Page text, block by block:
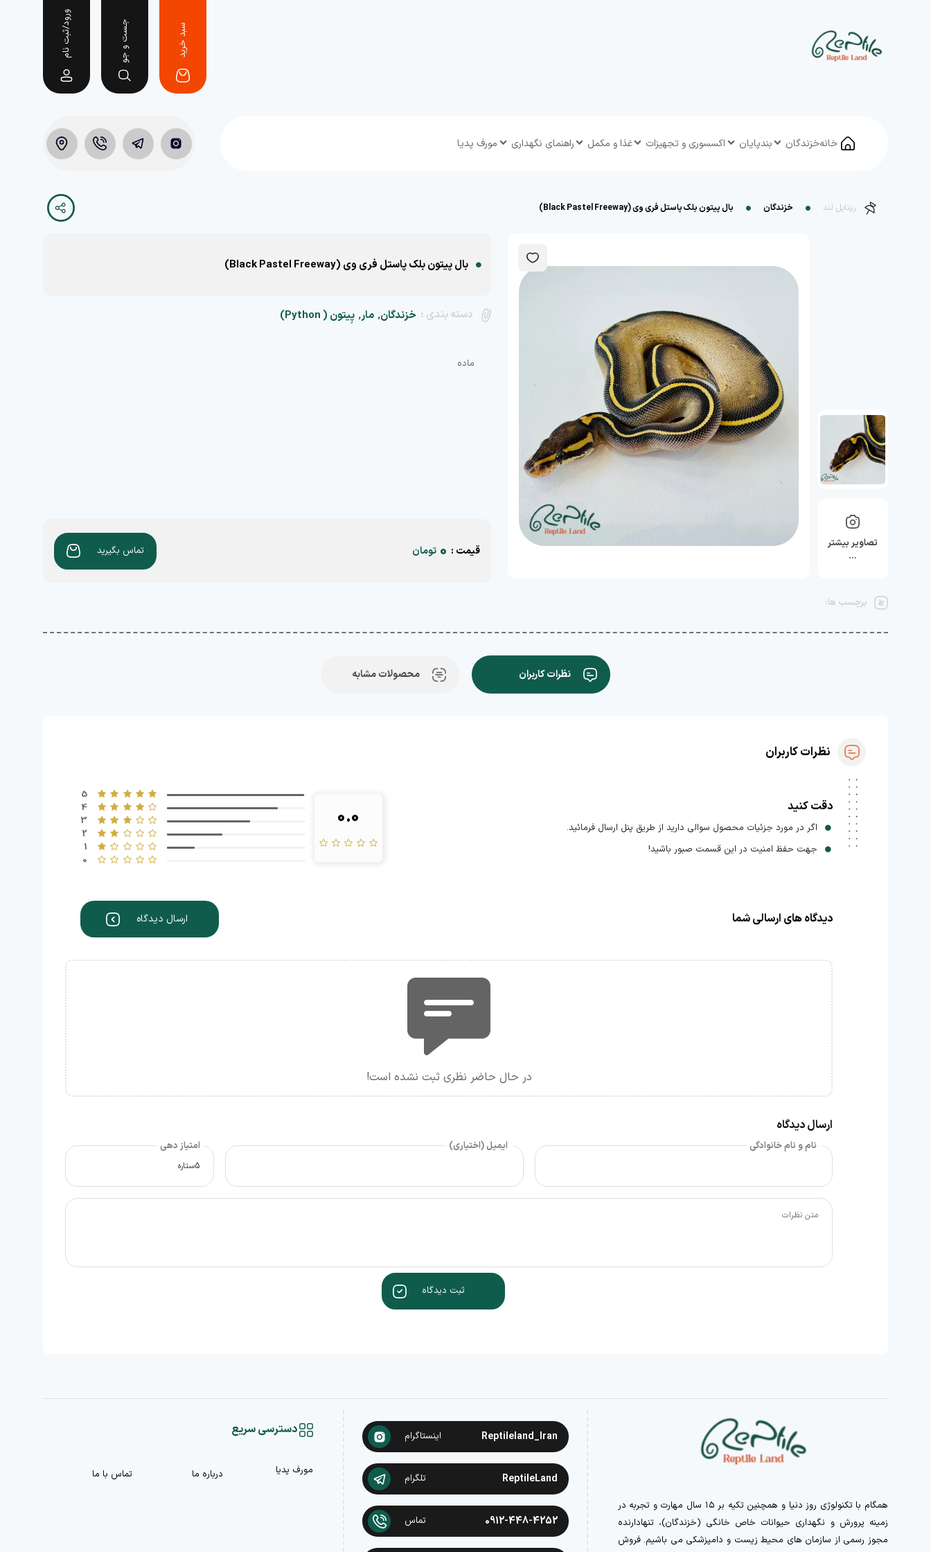
سبد خرید جست و جو ورود/ثبت نام
خانهخزندگان بندپایان اکسسوری و تجهیزات غذا و مکمل راهنمای نگهداری مورف پدیا
رپتایل لند خزندگان بال پیتون بلک پاستل فری وی (Black Pastel Freeway)
تصاویر بیشتر
…
بال پیتون بلک پاستل فری وی (Black Pastel Freeway)
دسته بندی : خزندگان, مار, پِیتون ( Python)
قیمت : 0 تومان تماس بگیرید
برچسب ها:
نظرات کاربران محصولات مشابه
نظرات کاربران
دقت کنید
اگر در مورد جزئیات محصول سوالی دارید از طریق پنل ارسال فرمائید.
جهت حفظ امنیت در این قسمت صبور باشید!
0.0
5
4
3
2
1
0
دیدگاه های ارسالی شما ارسال دیدگاه
در حال حاضر نظری ثبت نشده است!
ارسال دیدگاه
نام و نام خانوادگی ایمیل (اختیاری) امتیاز دهی
ثبت دیدگاه
همگام با تکنولوژی روز دنیا و همچنین تکیه بر ۱۵ سال مهارت و تجربه در
زمینه پرورش و نگهداری حیوانات خاص خانگی (خزندگان)، تنهادارنده
مجوز رسمی از سازمان های محیط زیست و دامپزشکی می باشیم. فروش
Reptileland_Iran اینستاگرام
ReptileLand تلگرام
0912-448-4252 تماس
دسترسی سریع
مورف پدیا درباره ما تماس با ما